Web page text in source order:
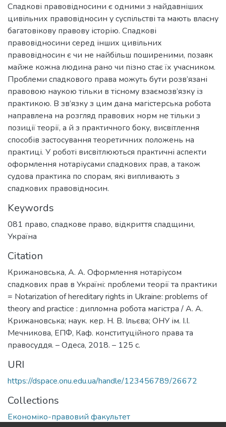
Спадкові правовідносини є одними з найдавніших
цивільних правовідносин у суспільстві та мають власну
багатовікову правову історію. Спадкові
правовідносини серед інших цивільних
правовідносин є чи не найбільш поширеними, позаяк
майже кожна людина рано чи пізно стає їх учасником.
Проблеми спадкового права можуть бути розв’язані
правовою наукою тільки в тісному взаємозв’язку із
практикою. В зв’язку з цим дана магістерська робота
направлена на розгляд правових норм не тільки з
позиції теорії, а й з практичного боку, висвітлення
способів застосування теоретичних положень на
практиці. У роботі висвітлюються практичні аспекти
оформлення нотаріусами спадкових прав, а також
судова практика по спорам, які випливають з
спадкових правовідносин.
Keywords
081 право, спадкове право, відкриття спадщини,
Україна
Citation
Крижановська, А. А. Оформлення нотаріусом
спадкових прав в Україні: проблеми теорії та практики
= Notarization of hereditary rights in Ukraine: problems of
theory and practice : дипломна робота магістра / А. А.
Крижановська; наук. кер. Н. В. Ільєва; ОНУ ім. І.І.
Мечникова, ЕПФ, Каф. конституційного права та
правосуддя. – Одеса, 2018. – 125 с.
URI
https://dspace.onu.edu.ua/handle/123456789/26672
Collections
Економіко-правовий факультет